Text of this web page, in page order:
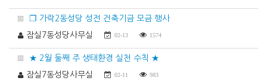
❐ 가락2동성당 성전 건축기금 모금 행사
잠실7동성당사무실
02-13 1574
★ 2월 둘째 주 생태환경 실천 수칙 ★
잠실7동성당사무실
02-11 983